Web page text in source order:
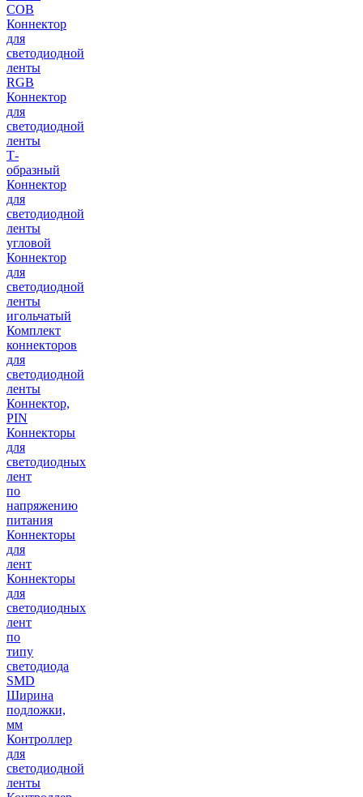
COB
Коннектор
для
светодиодной
ленты
RGB
Коннектор
для
светодиодной
ленты
Т-
образный
Коннектор
для
светодиодной
ленты
угловой
Коннектор
для
светодиодной
ленты
игольчатый
Комплект
коннекторов
для
светодиодной
ленты
Коннектор,
PIN
Коннекторы
для
светодиодных
лент
по
напряжению
питания
Коннекторы
для
лент
Коннекторы
для
светодиодных
лент
по
типу
светодиода
SMD
Ширина
подложки,
мм
Контроллер
для
светодиодной
ленты